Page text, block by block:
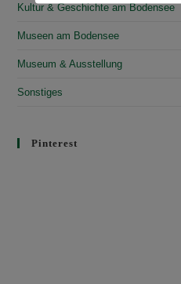
Kultur & Geschichte am Bodensee
Museen am Bodensee
Museum & Ausstellung
Sonstiges
Pinterest